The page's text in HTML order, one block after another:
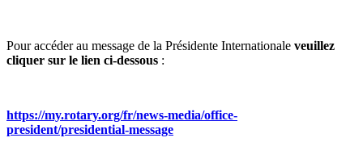
Pour accéder au message de la Présidente Internationale veuillez
cliquer sur le lien ci-dessous :
https://my.rotary.org/fr/news-media/office-
president/presidential-message